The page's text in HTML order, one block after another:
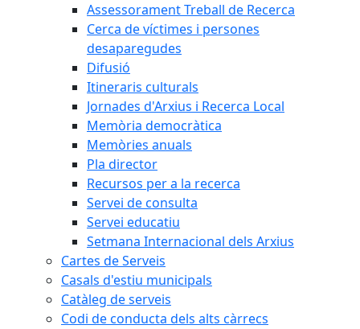
Assessorament Treball de Recerca
Cerca de víctimes i persones
desaparegudes
Difusió
Itineraris culturals
Jornades d'Arxius i Recerca Local
Memòria democràtica
Memòries anuals
Pla director
Recursos per a la recerca
Servei de consulta
Servei educatiu
Setmana Internacional dels Arxius
Cartes de Serveis
Casals d'estiu municipals
Catàleg de serveis
Codi de conducta dels alts càrrecs